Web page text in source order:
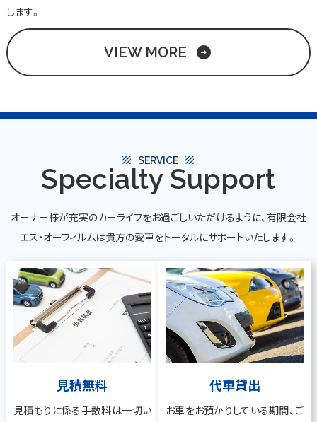
します。
VIEW MORE arrow_circle_right
texture SERVI CE texture
Specialty Support
オーナー様が充実のカーライフをお過ごしいただけるように、有限会社
エス・オーフィルムは貴方の愛車をトータルにサポートいたします。
見積無料
見積もりに係る手数料は一切い
代車貸出
お車をお預かりしている期間、ご